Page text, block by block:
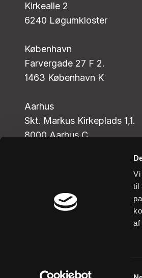
Vi
til
af
Kirkealle 2
6240 Løgumkloster
København
Farvergade 27 F 2.
1463 København K
Aarhus
Skt. Markus Kirkeplads 1,1.
8000 Aarhus C
SE-nr.: 15 76 51 78
CVR-nr.: 25 96 18 38
EAN-nr.: 5798000842342